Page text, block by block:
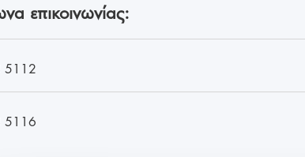
επικοινωνίας:
5112
5116